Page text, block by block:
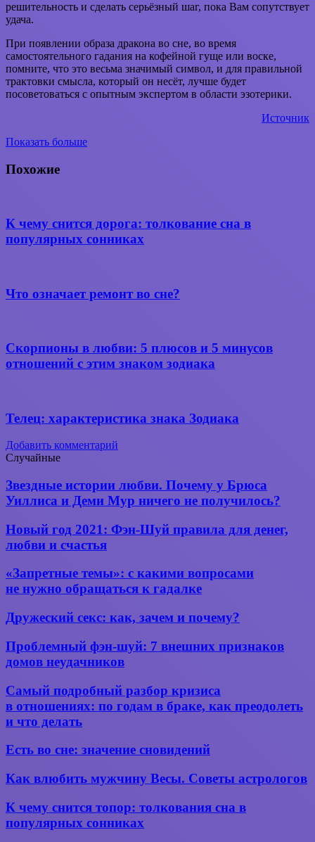
решительность и сделать серьёзный шаг, пока Вам сопутствует
удача.
При появлении образа дракона во сне, во время
самостоятельного гадания на кофейной гуще или воске,
помните, что это весьма значимый символ, и для правильной
трактовки смысла, который он несёт, лучше будет
посоветоваться с опытным экспертом в области эзотерики.
Источник
Показать больше
через
Похожие
К чему снится дорога: толкование сна в
популярных сонниках
Что означает ремонт во сне?
Скорпионы в любви: 5 плюсов и 5 минусов
отношений с этим знаком зодиака
Телец: характеристика знака Зодиака
Добавить комментарий
Случайные
Звездные
истории
любви.
у
Брюса
и
Деми
Мур
не
Звездные истории любви. Почему у Брюса
Уиллиса и Деми Мур ничего не получилось?
Новый
2021:
Шуй
правила
денег,
любви
и счастья
Новый год 2021: Фэн-Шуй правила для денег,
любви и счастья
«Запретные
темы»:
с какими
не нужно
к гадалке
«Запретные темы»: с какими вопросами
не нужно обращаться к гадалке
Дружеский
секс:
как,
зачем
и
Дружеский секс: как, зачем и почему?
Проблемный
фэн-
шуй:
признаков
домов
неудачников
Проблемный фэн-шуй: 7 внешних признаков
домов неудачников
Самый
разбор
кризиса
по годам
как
и что
делать
Самый подробный разбор кризиса
в отношениях: по годам в браке, как преодолеть
и что делать
Есть
сне:
значение
Есть во сне: значение сновидений
Как
мужчину
Весы.
Советы
Как влюбить мужчину Весы. Советы астрологов
К
снится
К чему снится топор: толкования сна в
популярных сонниках